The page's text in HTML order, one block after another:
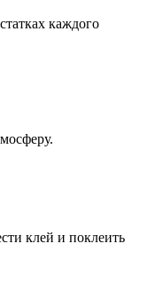
каждого
клей и поклеить